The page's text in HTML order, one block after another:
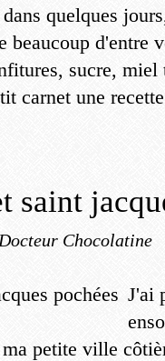
quelques
beaucoup d'entre
sucre,
carnet une
saint
Chocolatine
J'ai
petite ville